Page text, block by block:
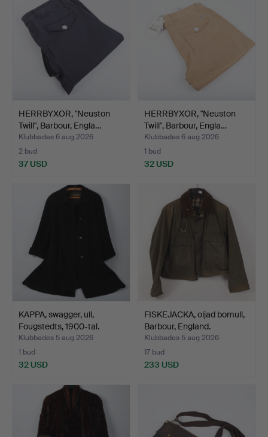
HERRBYXOR, "Neuston
Twill", Barbour, Engla…
Klubbades 6 aug 2026
2 bud
37 USD
HERRBYXOR, "Neuston
Twill", Barbour, Engla…
Klubbades 6 aug 2026
1 bud
32 USD
KAPPA, swagger, ull,
Fougstedts, 1900-tal.
Klubbades 5 aug 2026
1 bud
32 USD
FISKEJACKA, oljad bomull,
Barbour, England.
Klubbades 5 aug 2026
17 bud
233 USD